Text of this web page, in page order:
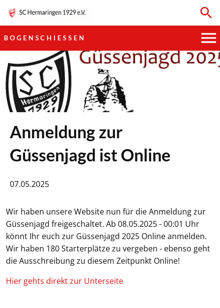
BOGENSCHIESSEN
HAUPTVEREIN
SPORTKEGELN
FUSSBALL
GYMNASTIK
TISCHTENNIS
Anmeldung zur
Güssenjagd ist Online
07.05.2025
Wir haben unsere Website nun für die Anmeldung zur
Güssenjagd freigeschaltet. Ab 08.05.2025 - 00:01 Uhr
könnt Ihr euch zur Güssenjagd 2025 Online anmelden.
Wir haben 180 Starterplätze zu vergeben - ebenso geht
die Ausschreibung zu diesem Zeitpunkt Online!
Hier gehts direkt zur Unterseite